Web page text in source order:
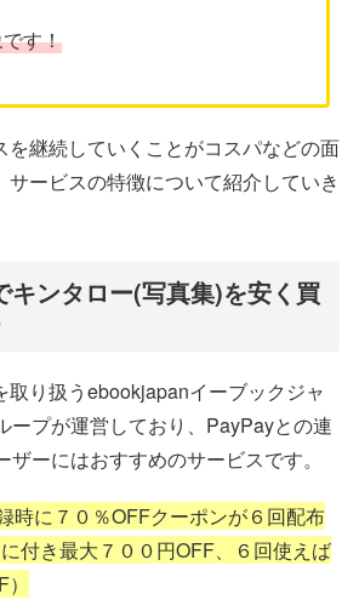
す！
を継続していくことがコスパなどの面
サービスの特徴について紹介していき
ンタロー(写真集)を安く買
取り扱うebookjapanイーブックジャ
ープが運営しており、PayPayとの連
ーにはおすすめのサービスです。
時に７０％OFFクーポンが６回配布
付き最大７００円OFF、６回使えば